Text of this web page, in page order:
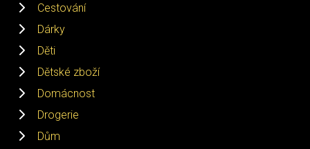
Cestování
Dárky
Děti
Dětské zboží
Domácnost
Drogerie
Dům